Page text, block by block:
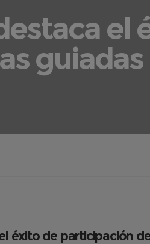
el
guiadas
éxito de participación